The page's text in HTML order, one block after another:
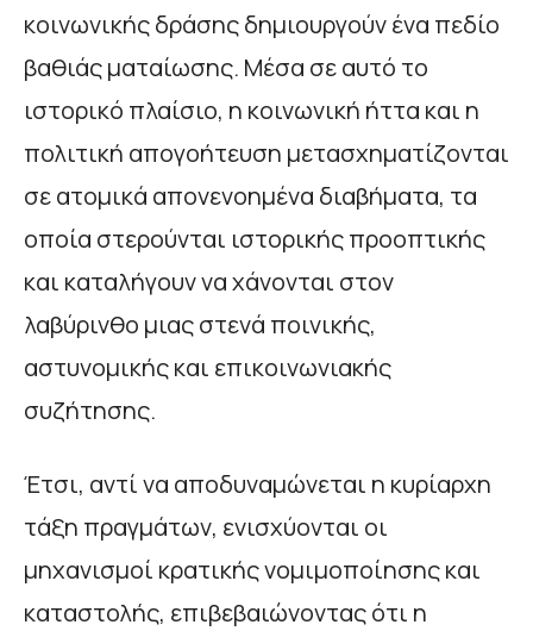
κοινωνικής δράσης δημιουργούν ένα πεδίο
βαθιάς ματαίωσης. Μέσα σε αυτό το
ιστορικό πλαίσιο, η κοινωνική ήττα και η
πολιτική απογοήτευση μετασχηματίζονται
σε ατομικά απονενοημένα διαβήματα, τα
οποία στερούνται ιστορικής προοπτικής
και καταλήγουν να χάνονται στον
λαβύρινθο μιας στενά ποινικής,
αστυνομικής και επικοινωνιακής
συζήτησης.
Έτσι, αντί να αποδυναμώνεται η κυρίαρχη
τάξη πραγμάτων, ενισχύονται οι
μηχανισμοί κρατικής νομιμοποίησης και
καταστολής, επιβεβαιώνοντας ότι η